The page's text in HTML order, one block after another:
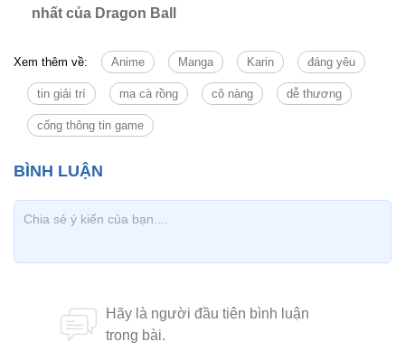
nhất của Dragon Ball
Xem thêm về: Anime Manga Karin đáng yêu
tin giải trí ma cà rồng cô nàng dễ thương
cổng thông tin game